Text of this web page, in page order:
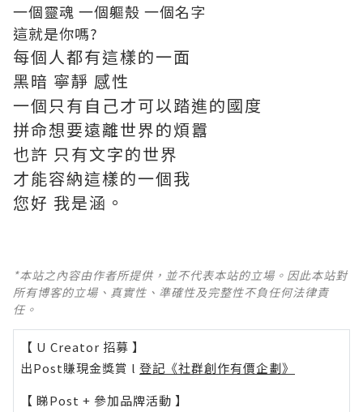
一個靈魂 一個軀殼 一個名字
這就是你嗎?
每個人都有這樣的一面
黑暗 寧靜 感性
一個只有自己才可以踏進的國度
拼命想要遠離世界的煩囂
也許 只有文字的世界
才能容納這樣的一個我
您好 我是涵。
*本站之內容由作者所提供，並不代表本站的立場。因此本站對
所有博客的立場、真實性、準確性及完整性不負任何法律責
任。
【 U Creator 招募 】
出Post賺現金獎賞 l 登記《社群創作有價企劃》
【 睇Post + 參加品牌活動 】